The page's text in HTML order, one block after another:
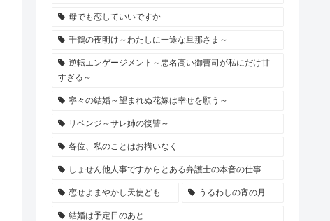
母でも恋していいですか
千鶴の夜明け～わたしに一途な旦那さま～
逆転エンゲージメント～悪名高い御曹司が私にだけ甘
すぎる～
寧々の結婚～望まれぬ花嫁は幸せを願う～
リベンジ～サレ姉の復讐～
各位、私のことはお構いなく
しょせん他人事ですからとある弁護士の本音の仕事
恋せよまやかし天使ども うるわしの宵の月
結婚は予定日のあと